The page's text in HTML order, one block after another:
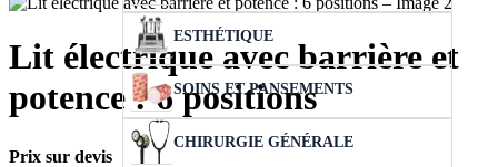
ESTHÉTIQUE
SOINS ET PANSEMENTS
CHIRURGIE GÉNÉRALE
Lit électrique avec barrière et
potence : 6 positions
Prix sur devis